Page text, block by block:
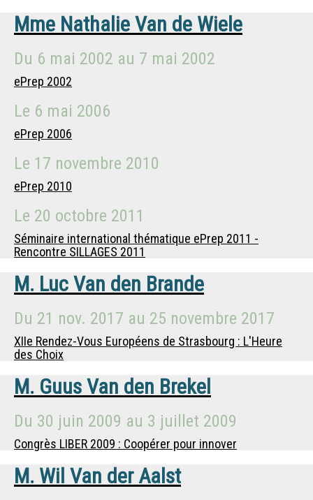
Mme Nathalie Van de Wiele
Du 6 mai 2002 au 7 mai 2002
ePrep 2002
Le 6 mai 2006
ePrep 2006
Le 17 novembre 2010
ePrep 2010
Le 20 octobre 2011
Séminaire international thématique ePrep 2011 -
Rencontre SILLAGES 2011
M. Luc Van den Brande
Du 21 nov. 2017 au 25 novembre 2017
XIIe Rendez-Vous Européens de Strasbourg : L'Heure
des Choix
M. Guus Van den Brekel
Du 30 juin 2009 au 3 juillet 2009
Congrès LIBER 2009 : Coopérer pour innover
M. Wil Van der Aalst